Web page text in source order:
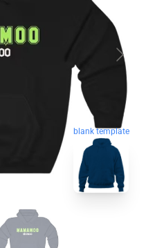
blank template